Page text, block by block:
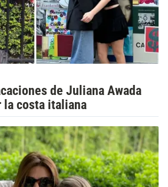
de Juliana Awada
la costa italiana